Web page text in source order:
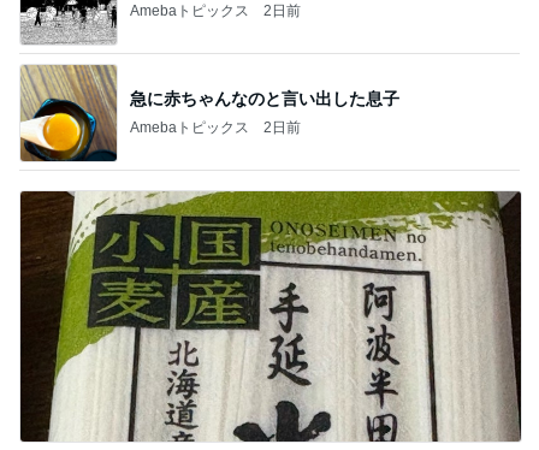
Amebaトピックス 2日前
急に赤ちゃんなのと言い出した息子
Amebaトピックス 2日前